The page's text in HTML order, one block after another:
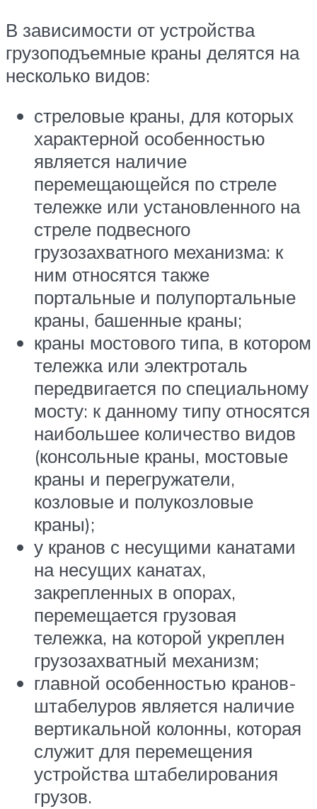
В зависимости от устройства
грузоподъемные краны делятся на
несколько видов:
стреловые краны, для которых
характерной особенностью
является наличие
перемещающейся по стреле
тележке или установленного на
стреле подвесного
грузозахватного механизма: к
ним относятся также
портальные и полупортальные
краны, башенные краны;
краны мостового типа, в котором
тележка или электроталь
передвигается по специальному
мосту: к данному типу относятся
наибольшее количество видов
(консольные краны, мостовые
краны и перегружатели,
козловые и полукозловые
краны);
у кранов с несущими канатами
на несущих канатах,
закрепленных в опорах,
перемещается грузовая
тележка, на которой укреплен
грузозахватный механизм;
главной особенностью кранов-
штабелуров является наличие
вертикальной колонны, которая
служит для перемещения
устройства штабелирования
грузов.